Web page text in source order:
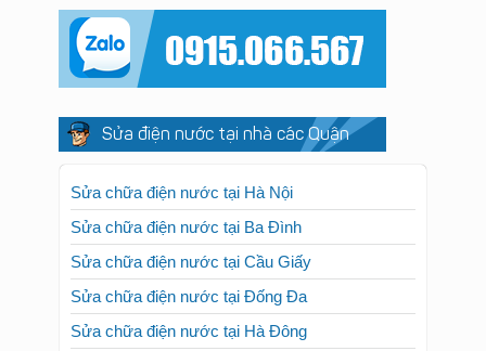
Sửa điện nước tại nhà các Quận
Sửa chữa điện nước tại Hà Nội
Sửa chữa điện nước tại Ba Đình
Sửa chữa điện nước tại Cầu Giấy
Sửa chữa điện nước tại Đống Đa
Sửa chữa điện nước tại Hà Đông